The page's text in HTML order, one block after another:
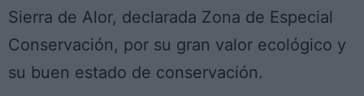
Sierra de Alor, declarada Zona de Especial
Conservación, por su gran valor ecológico y
su buen estado de conservación.